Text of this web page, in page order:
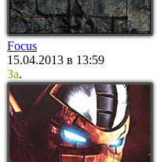
Focus
15.04.2013 в 13:59
За.